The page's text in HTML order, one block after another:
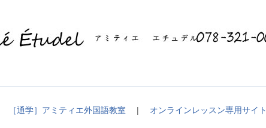
［通学］アミティエ外国語教室 | オンラインレッスン専用サイト